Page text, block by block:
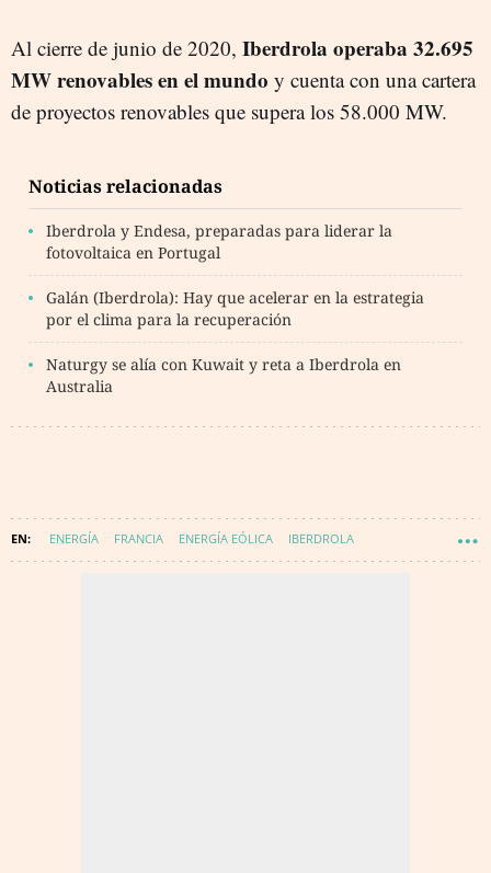
Al cierre de junio de 2020, Iberdrola operaba 32.695
MW renovables en el mundo y cuenta con una cartera
de proyectos renovables que supera los 58.000 MW.
Noticias relacionadas
Iberdrola y Endesa, preparadas para liderar la
fotovoltaica en Portugal
Galán (Iberdrola): Hay que acelerar en la estrategia
por el clima para la recuperación
Naturgy se alía con Kuwait y reta a Iberdrola en
Australia
ENERGÍA FRANCIA ENERGÍA EÓLICA IBERDROLA